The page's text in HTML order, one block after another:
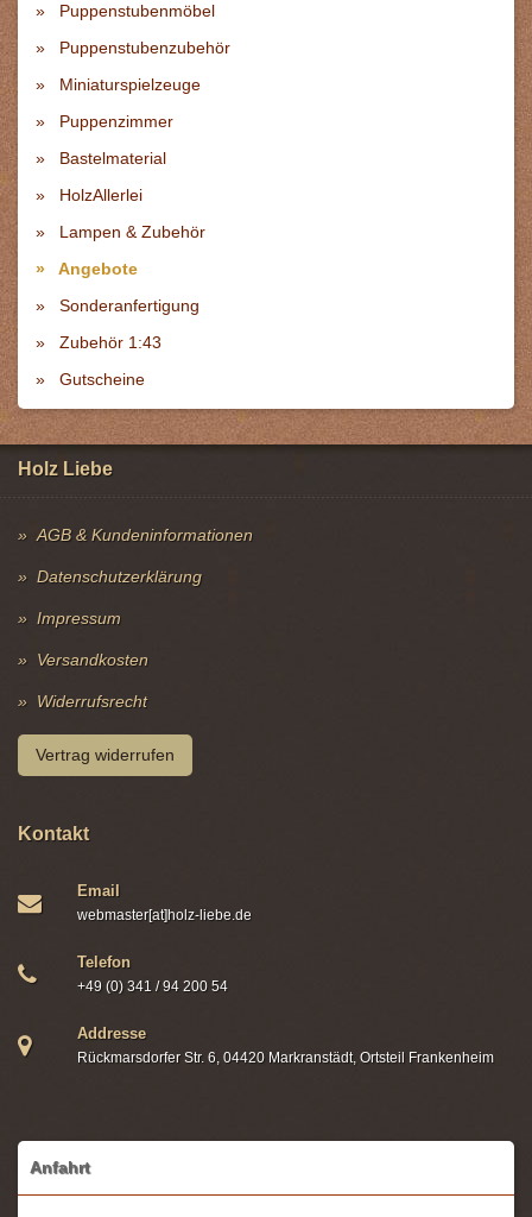
Puppenstubenmöbel
Puppenstubenzubehör
Miniaturspielzeuge
Puppenzimmer
Bastelmaterial
HolzAllerlei
Lampen & Zubehör
Angebote
Sonderanfertigung
Zubehör 1:43
Gutscheine
Holz Liebe
AGB & Kundeninformationen
Datenschutzerklärung
Impressum
Versandkosten
Widerrufsrecht
Vertrag widerrufen
Kontakt
Email
webmaster[at]holz-liebe.de
Telefon
+49 (0) 341 / 94 200 54
Addresse
Rückmarsdorfer Str. 6, 04420 Markranstädt, Ortsteil Frankenheim
Anfahrt